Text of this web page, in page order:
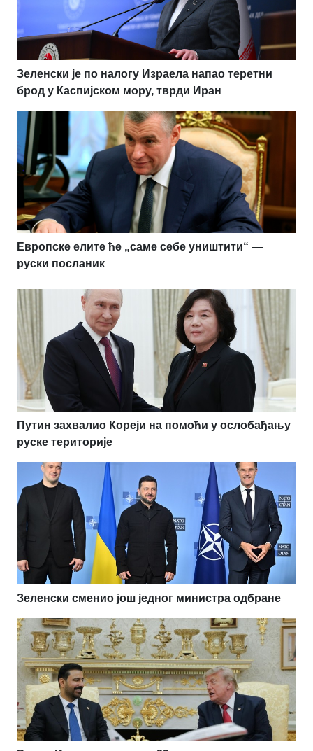
Зеленски је по налогу Израела напао теретни
брод у Каспијском мору, тврди Иран
Европске елите ће „саме себе уништити“ —
руски посланик
Путин захвалио Кореји на помоћи у ослобађању
руске територије
Зеленски сменио још једног министра одбране